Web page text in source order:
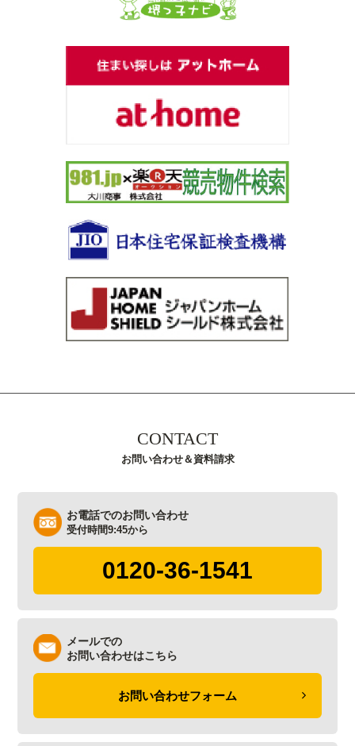
CONTACT
お問い合わせ＆資料請求
お電話でのお問い合わせ
受付時間9:45から
0120-36-1541
メールでの
お問い合わせはこちら
お問い合わせフォーム